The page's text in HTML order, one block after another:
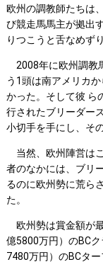
欧州の調教師たちは
び競走馬馬主が拠出
りつこうと舌なめず
2008年に欧州調教
う1頭は南アメリカ
かった。そして彼 ら
行されたブリーダー
小切手を手にし、そ
当然、欧州陣営は
者のなかには、ブリ
るのに欧州勢に荒ら
た。
欧州勢は賞金額が
億5800万円）のBC
7480万円）のBCタ